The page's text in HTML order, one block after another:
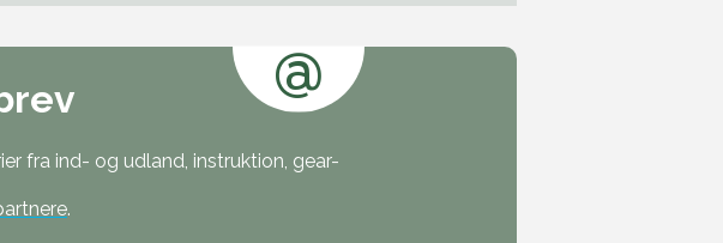
@
fra ind- og udland, instruktion, gear-
.